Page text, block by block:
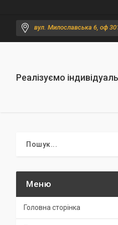
вул. Милославська 6, оф
Реалізуємо
Головна сторінка